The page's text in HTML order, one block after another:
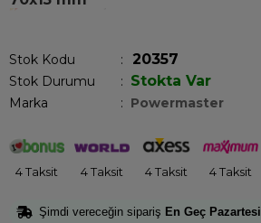
Stok Kodu 20357
Stok Durumu : Stokta Var
Marka : Powermaster
4 Taksit 4 Taksit 4 Taksit 4 Taksit
Şimdi vereceğin sipariş En Geç Pazartesi